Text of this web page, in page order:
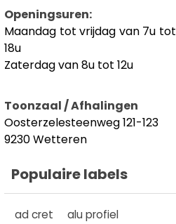
Openingsuren:
Maandag tot vrijdag van 7u tot
18u
Zaterdag van 8u tot 12u
Toonzaal / Afhalingen
Oosterzelesteenweg 121-123
9230 Wetteren
Populaire labels
ad cret
alu profiel